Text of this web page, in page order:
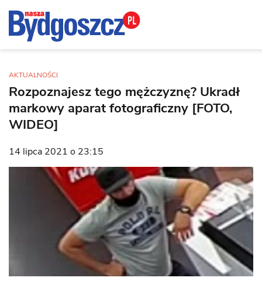
AKTUALNOŚCI
Rozpoznajesz tego mężczyznę? Ukradł
markowy aparat fotograficzny [FOTO,
WIDEO]
14 lipca 2021 o 23:15